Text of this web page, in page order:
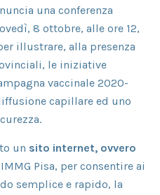
una conferenza
8 ottobre, alle ore 12,
illustrare, alla presenza
le iniziative
vaccinale 2020-
capillare ed uno
un sito internet, ovvero
Pisa, per consentire ai
semplice e rapido, la